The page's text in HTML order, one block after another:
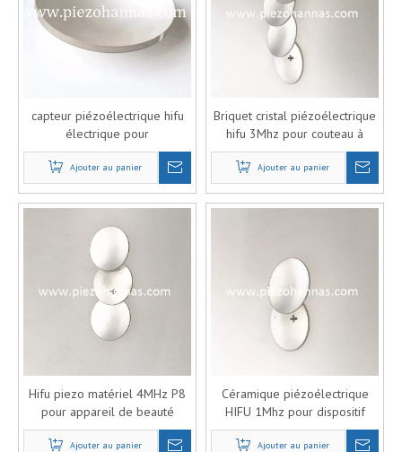
capteur piézoélectrique hifu
électrique pour
piézoélectrique d'atomisation
par ultrasons
Ajouter au panier
Briquet cristal piézoélectrique
hifu 3Mhz pour couteau à
ultrasons
Ajouter au panier
Hifu piezo matériel 4MHz P8
pour appareil de beauté
Ajouter au panier
Céramique piézoélectrique
HIFU 1Mhz pour dispositif
médical anti-rides
Ajouter au panier